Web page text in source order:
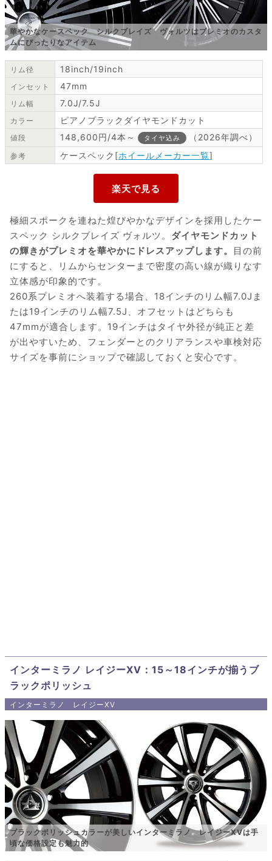
華やかなケースペック シルクブレイズ ヴォルツはプレミオのカスタ
ムにぴったりなアイテム
リム径 18inch/19inch
インセット 47mm
リム幅 7.0J/7.5J
カラー ピアノブラックダイヤモンドカット
値段 148,600円/4本～ タイヤ込み （2026年調べ）
参考 ケースペック[ホイールメーカー一覧]
極細スポークを連ねた煌びやかなデザインを採用したケー
スペック シルクブレイズ ヴォルツ。 ダイヤモンドカット
の輝きがプレミオを華やかにドレスアップします。
目の前
にすると、リムからセンターまで密度の高い線が織りなす
立体感が印象的です。
260系プレミオへ装着する場合、18インチのリム幅7.0Jま
たは19インチのリム幅7.5J、オフセットはどちらも
47mmが適合します。19インチはタイヤ外径が純正と差
が出やすいため、フェンダーとのクリアランスや車検対応
サイズを事前にショップで確認しておくと安心です。
インターミラノ レイジーXV：15～18インチが揃うブ
ラックポリッシュ
インターミラノ レイジーXV
ブラックポリッシュカラーが美しいインターミラノ レイジーXVは手
頃な価格設定も魅力的